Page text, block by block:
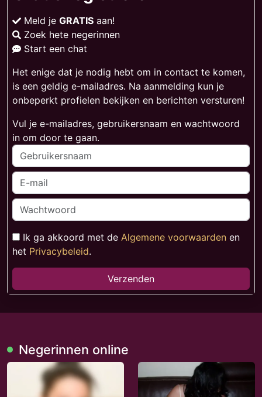
Meld je GRATIS aan!
Zoek hete negerinnen
Start een chat
Het enige dat je nodig hebt om in contact te komen,
is een geldig e-mailadres. Na aanmelding kun je
onbeperkt profielen bekijken en berichten versturen!
Vul je e-mailadres, gebruikersnaam en wachtwoord
in om door te gaan.
Ik ga akkoord met de Algemene voorwaarden en
het Privacybeleid.
Verzenden
Negerinnen online